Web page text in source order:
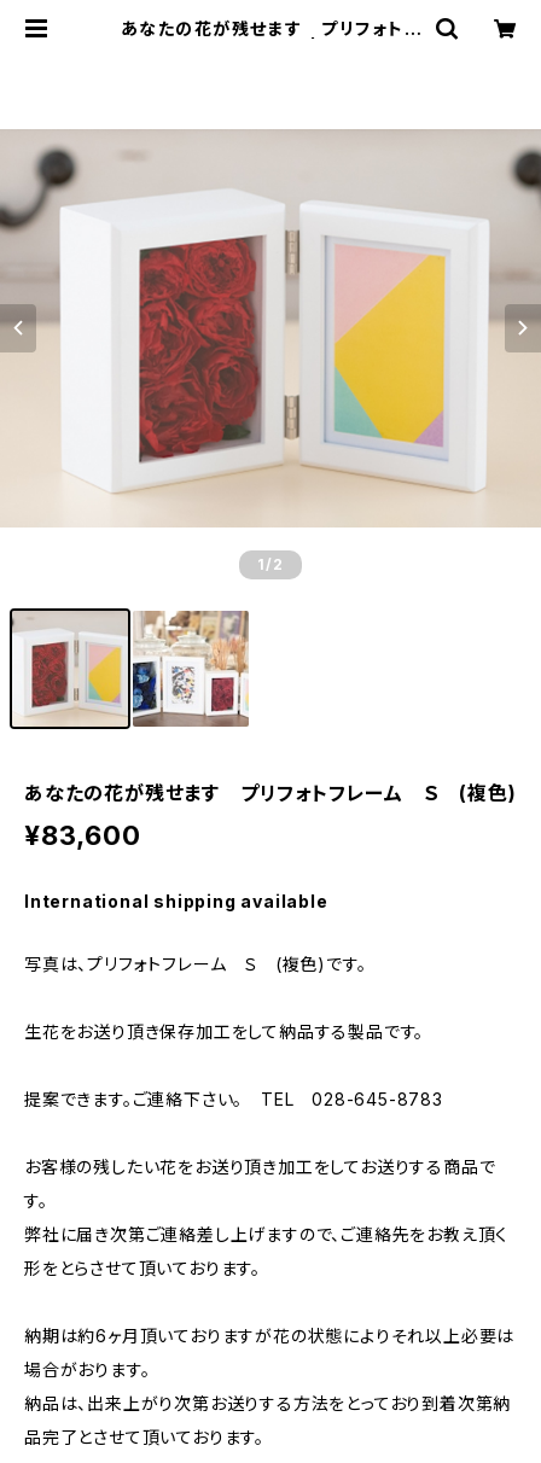
あなたの花が残せます プリフォトフ
1 /2
あなたの花が残せます プリフォトフレーム Ｓ (複色)
¥83,600
International shipping available
写真は、プリフォトフレーム Ｓ (複色)です。
生花をお送り頂き保存加工をして納品する製品です。
提案できます。ご連絡下さい。 TEL 028-645-8783
お客様の残したい花をお送り頂き加工をしてお送りする商品で
す。
弊社に届き次第ご連絡差し上げますので、ご連絡先をお教え頂く
形をとらさせて頂いております。
納期は約6ヶ月頂いておりますが花の状態によりそれ以上必要は
場合がおります。
納品は、出来上がり次第お送りする方法をとっており到着次第納
品完了とさせて頂いております。